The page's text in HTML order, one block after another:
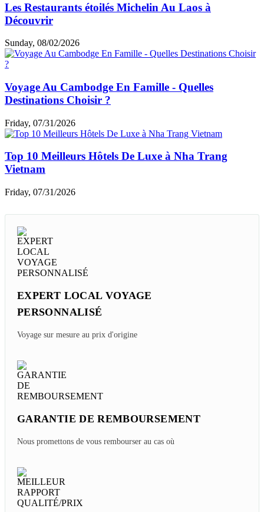
Les Restaurants étoilés Michelin Au Laos à
Découvrir
Sunday, 08/02/2026
Voyage Au Cambodge En Famille - Quelles
Destinations Choisir ?
Friday, 07/31/2026
Top 10 Meilleurs Hôtels De Luxe à Nha Trang
Vietnam
Friday, 07/31/2026
EXPERT LOCAL VOYAGE
PERSONNALISÉ
Voyage sur mesure au prix d'origine
GARANTIE DE REMBOURSEMENT
Nous promettons de vous rembourser au cas où